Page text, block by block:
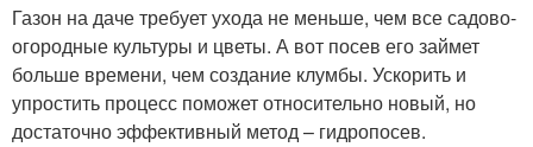
Газон на даче требует ухода не меньше, чем все садово-
огородные культуры и цветы. А вот посев его займет
больше времени, чем создание клумбы. Ускорить и
упростить процесс поможет относительно новый, но
достаточно эффективный метод – гидропосев.